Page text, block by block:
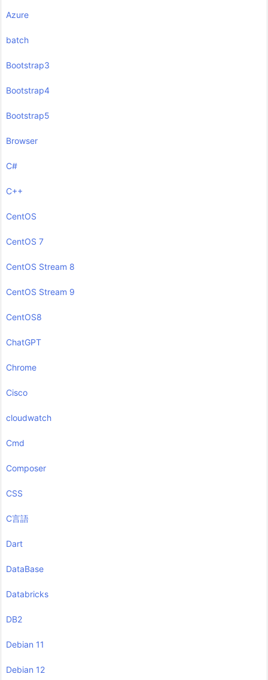
Azure
batch
Bootstrap3
Bootstrap4
Bootstrap5
Browser
C#
C++
CentOS
CentOS 7
CentOS Stream 8
CentOS Stream 9
CentOS8
ChatGPT
Chrome
Cisco
cloudwatch
Cmd
Composer
CSS
C言語
Dart
DataBase
Databricks
DB2
Debian 11
Debian 12